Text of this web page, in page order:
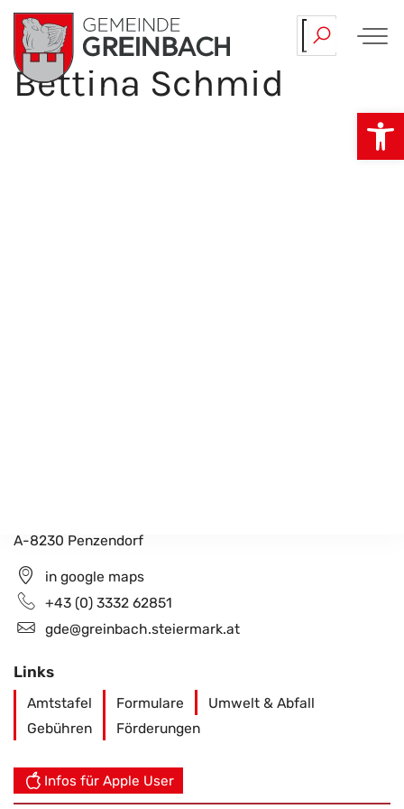
SkipBettina Schmid
A-8230 Penzendorf
in google maps
+43 (0) 3332 62851
gde@greinbach.steiermark.at
Links
Amtstafel Formulare
Umwelt & Abfall
Gebühren
Förderungen
Infos für Apple User